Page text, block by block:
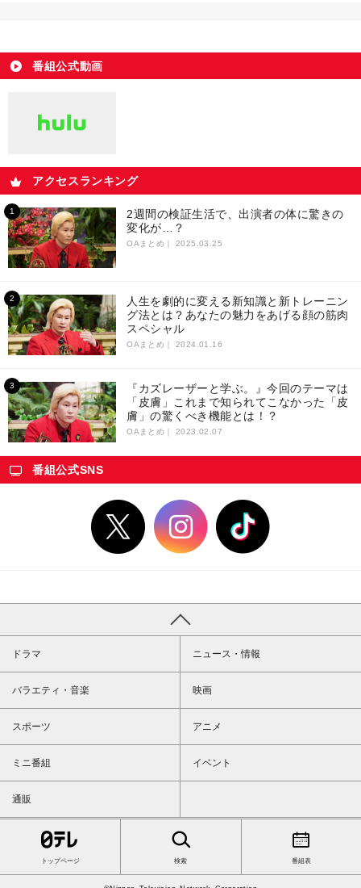
番組公式動画
アクセスランキング
2週間の検証生活で、出演者の体に驚きの
変化が…？
OAまとめ｜ 2025.03.25
人生を劇的に変える新知識と新トレーニン
グ法とは？あなたの魅力をあげる顔の筋肉
スペシャル
OAまとめ｜ 2024.01.16
『カズレーザーと学ぶ。』今回のテーマは
「皮膚」これまで知られてこなかった「皮
膚」の驚くべき機能とは！？
OAまとめ｜ 2023.02.07
番組公式SNS
ドラマ ニュース・情報
バラエティ・音楽 映画
スポーツ アニメ
ミニ番組 イベント
通販
トップページ 検索 番組表